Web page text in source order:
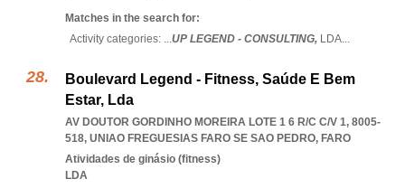
Matches in the search for:
Activity categories: ...UP LEGEND - CONSULTING, LDA...
Boulevard Legend - Fitness, Saúde E Bem
Estar, Lda
AV DOUTOR GORDINHO MOREIRA LOTE 1 6 R/C C/V 1, 8005-
518, UNIAO FREGUESIAS FARO SE SAO PEDRO, FARO
Atividades de ginásio (fitness)
LDA